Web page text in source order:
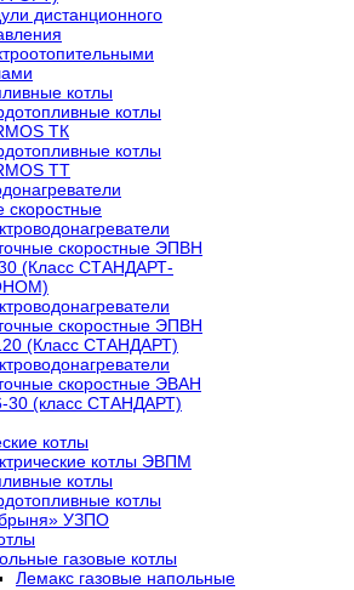
дистанционного
котлы
котлы
TК
котлы
TT
скоростные
скоростные ЭПВН
(Класс СТАНДАРТ-
скоростные ЭПВН
(Класс СТАНДАРТ)
скоростные ЭВАН
30 (класс СТАНДАРТ)
котлы
котлы ЭВПМ
котлы
котлы
УЗПО
газовые котлы
Лемакс газовые напольные